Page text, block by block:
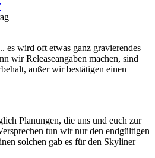
es wird oft etwas ganz gravierendes
wir Releaseangaben machen, sind
außer wir bestätigen einen
Planungen, die uns und euch zur
tun wir nur den endgültigen
solchen gab es für den Skyliner